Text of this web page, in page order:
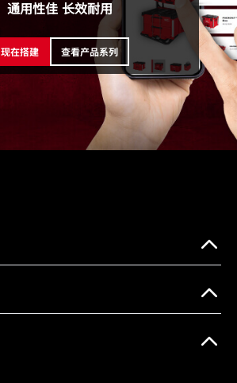
503 * 297 * 127
1.36
通用性佳 长效耐用
现在搭建 查看产品系列